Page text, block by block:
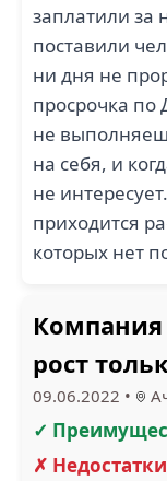
заплатили за
поставили
ни дня не
просрочка по
не
на себя, и
не
приходится
которых нет
рост
09.06.2022 •
✓
✗ Недостатки